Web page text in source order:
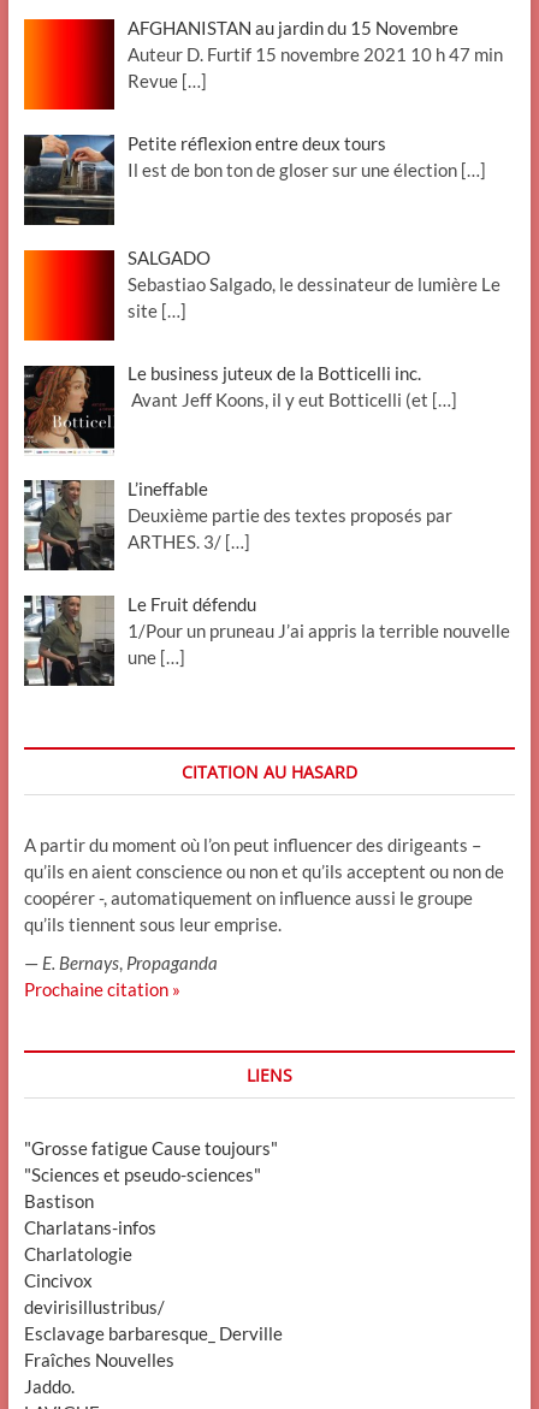
AFGHANISTAN au jardin du 15 Novembre
Auteur D. Furtif 15 novembre 2021 10 h 47 min
Revue […]
Petite réflexion entre deux tours
Il est de bon ton de gloser sur une élection […]
SALGADO
Sebastiao Salgado, le dessinateur de lumière Le
site […]
Le business juteux de la Botticelli inc.
Avant Jeff Koons, il y eut Botticelli (et […]
L’ineffable
Deuxième partie des textes proposés par
ARTHES. 3/ […]
Le Fruit défendu
1/Pour un pruneau J’ai appris la terrible nouvelle
une […]
CITATION AU HASARD
A partir du moment où l’on peut influencer des dirigeants –
qu’ils en aient conscience ou non et qu’ils acceptent ou non de
coopérer -, automatiquement on influence aussi le groupe
qu’ils tiennent sous leur emprise.
— E. Bernays, Propaganda
Prochaine citation »
LIENS
"Grosse fatigue Cause toujours"
"Sciences et pseudo-sciences"
Bastison
Charlatans-infos
Charlatologie
Cincivox
devirisillustribus/
Esclavage barbaresque_ Derville
Fraîches Nouvelles
Jaddo.